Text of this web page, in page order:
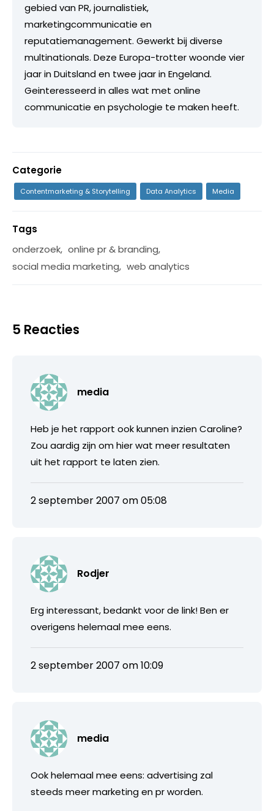
gebied van PR, journalistiek,
marketingcommunicatie en
reputatiemanagement. Gewerkt bij diverse
multinationals. Deze Europa-trotter woonde vier
jaar in Duitsland en twee jaar in Engeland.
Geinteresseerd in alles wat met online
communicatie en psychologie te maken heeft.
Categorie
Contentmarketing & Storytelling Data Analytics Media
Tags
onderzoek, online pr & branding,
social media marketing, web analytics
5 Reacties
media
Heb je het rapport ook kunnen inzien Caroline?
Zou aardig zijn om hier wat meer resultaten
uit het rapport te laten zien.
2 september 2007 om 05:08
Rodjer
Erg interessant, bedankt voor de link! Ben er
overigens helemaal mee eens.
2 september 2007 om 10:09
media
Ook helemaal mee eens: advertising zal
steeds meer marketing en pr worden.